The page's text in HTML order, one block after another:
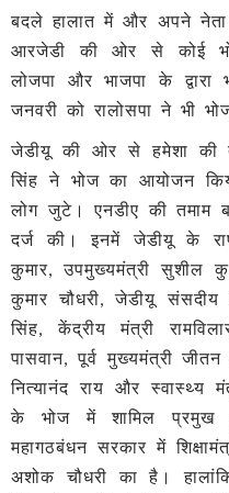
बदले हालात में और अपने
आरजेडी की ओर से कोई
लोजपा और भाजपा के
जनवरी को रालोसपा ने भी
जेडीयू की ओर से हमेशा की
सिंह ने भोज का आयोजन
लोग जुटे। एनडीए की तमाम
दर्ज की। इनमें जेडीयू के
कुमार, उपमुख्यमंत्री सुशील
कुमार चौधरी, जेडीयू
सिंह, केंद्रीय मंत्री
पासवान, पूर्व मुख्यमंत्री
नित्यानंद राय और स्‍वास्‍थ्‍य
के भोज में शामिल प्रमुख
महागठबंधन सरकार में
अशोक चौधरी का है।